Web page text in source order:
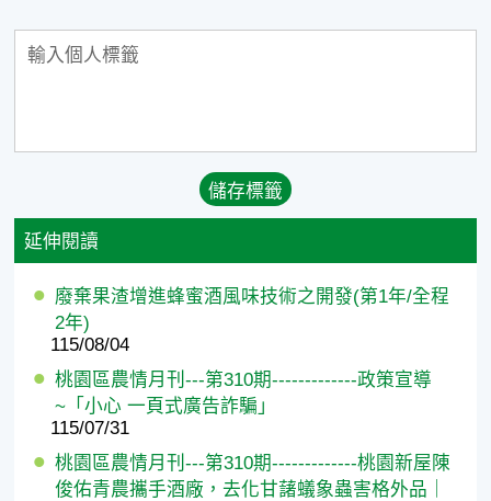
延伸閱讀
廢棄果渣增進蜂蜜酒風味技術之開發(第1年/全程
2年)
115/08/04
桃園區農情月刊---第310期-------------政策宣導
~「小心 一頁式廣告詐騙」
115/07/31
桃園區農情月刊---第310期-------------桃園新屋陳
俊佑青農攜手酒廠，去化甘藷蟻象蟲害格外品｜